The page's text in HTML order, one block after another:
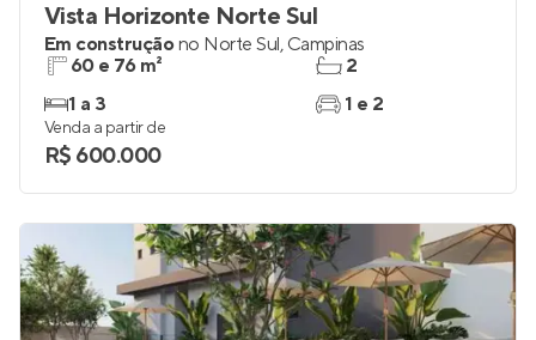
Vista Horizonte Norte Sul
Em construçãono Norte Sul, Campinas
60 e 76 m²
1 a 3
2
1 e 2
Venda a partir de
R$ 600.000